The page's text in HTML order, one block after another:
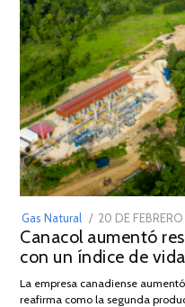
Gas Natural
POSTED
ON
20 DE
Canacol aumentó
con un índice de
La empresa canadiense
reafirma como la segunda